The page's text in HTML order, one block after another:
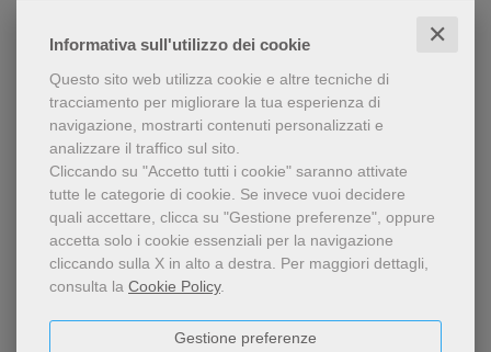
Informativa sull'utilizzo dei cookie ✕
Questo sito web utilizza cookie e altre tecniche di
tracciamento per migliorare la tua esperienza di
navigazione, mostrarti contenuti personalizzati e
analizzare il traffico sul sito.
Cliccando su "Accetto tutti i cookie" saranno attivate
tutte le categorie di cookie. Se invece vuoi decidere
quali accettare, clicca su "Gestione preferenze", oppure
accetta solo i cookie essenziali per la navigazione
cliccando sulla X in alto a destra. Per maggiori dettagli,
consulta la Cookie Policy.
Gestione preferenze